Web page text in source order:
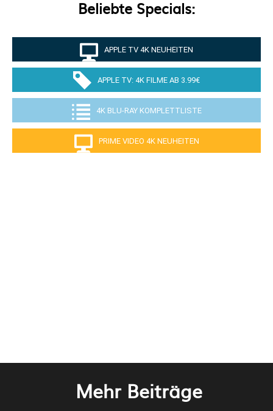
Beliebte Specials:
APPLE TV 4K NEUHEITEN
APPLE TV: 4K FILME AB 3.99€
4K BLU-RAY KOMPLETTLISTE
PRIME VIDEO 4K NEUHEITEN
Mehr Beiträge